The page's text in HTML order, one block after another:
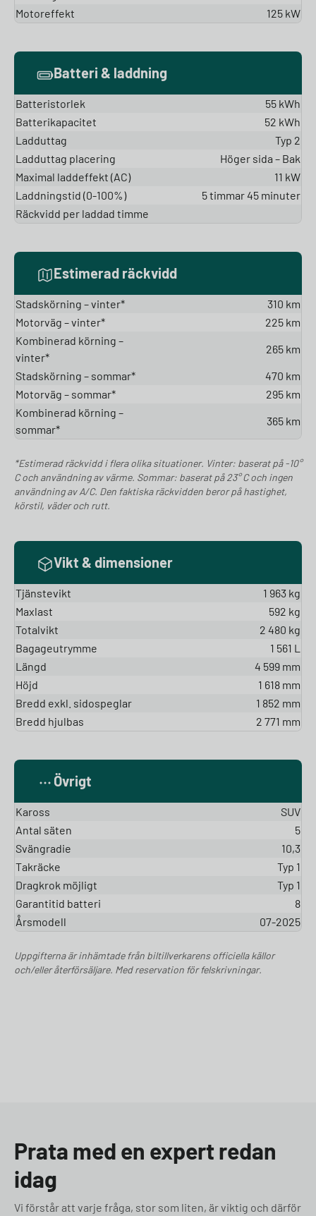
Motoreffekt
125 kW
Batteri & laddning
Batteristorlek
55 kWh
Batterikapacitet
52 kWh
Ladduttag
Typ 2
Ladduttag placering
Höger sida – Bak
Maximal laddeffekt (AC)
11 kW
Laddningstid (0-100%)
5 timmar 45 minuter
Räckvidd per laddad timme
Estimerad räckvidd
Stadskörning – vinter*
310 km
Motorväg – vinter*
225 km
Kombinerad körning –
vinter*
265 km
Stadskörning – sommar*
470 km
Motorväg – sommar*
295 km
Kombinerad körning –
sommar*
365 km
*Estimerad räckvidd i flera olika situationer. Vinter: baserat på -10°
C och användning av värme. Sommar: baserat på 23° C och ingen
användning av A/C. Den faktiska räckvidden beror på hastighet,
körstil, väder och rutt.
Vikt & dimensioner
Tjänstevikt
1 963 kg
Maxlast
592 kg
Totalvikt
2 480 kg
Bagageutrymme
1 561 L
Längd
4 599 mm
Höjd
1 618 mm
Bredd exkl. sidospeglar
1 852 mm
Bredd hjulbas
2 771 mm
Övrigt
Kaross
SUV
Antal säten
5
Svängradie
10,3
Takräcke
Typ 1
Dragkrok möjligt
Typ 1
Garantitid batteri
8
Årsmodell
07-2025
Uppgifterna är inhämtade från biltillverkarens officiella källor
och/eller återförsäljare. Med reservation för felskrivningar.
Prata med en expert redan
idag
Vi förstår att varje fråga, stor som liten, är viktig och därför